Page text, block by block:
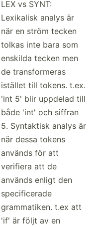
LEX vs SYNT:
Lexikalisk analys är
när en ström tecken
tolkas inte bara som
enskilda tecken men
de transf­ormeras
istället till tokens. t.ex.
'int 5' blir uppdelad till
både 'int' och siffran
5. Syntaktisk analys är
när dessa tokens
används för att
verifiera att de
används enligt den
specif­icerade
gramma­tiken. t.ex att
'if' är följt av en